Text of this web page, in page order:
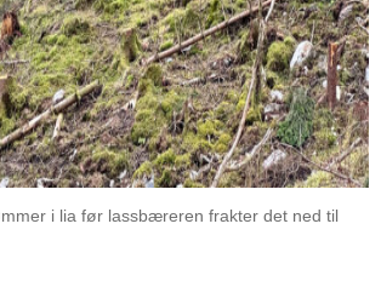
i lia før lassbæreren frakter det ned til